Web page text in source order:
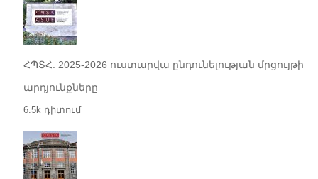
ՀՊՏՀ. 2025-2026 ուստարվա ընդունելության մրցույթի
արդյունքները
6.5k դիտում